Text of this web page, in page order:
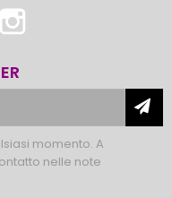
YouTube
momento. A
nelle note